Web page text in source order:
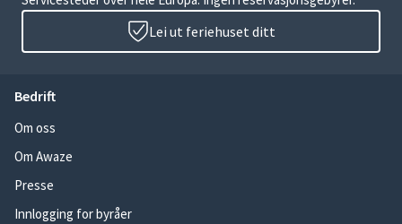
Lei ut feriehuset ditt
Bedrift
Om oss
Om Awaze
Presse
Innlogging for byråer